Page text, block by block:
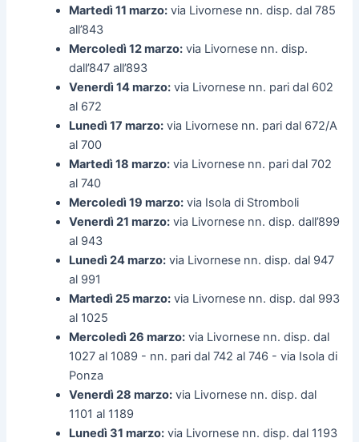
Martedì 11 marzo: via Livornese nn. disp. dal 785
all’843
Mercoledì 12 marzo: via Livornese nn. disp.
dall’847 all’893
Venerdì 14 marzo: via Livornese nn. pari dal 602
al 672
Lunedì 17 marzo: via Livornese nn. pari dal 672/A
al 700
Martedì 18 marzo: via Livornese nn. pari dal 702
al 740
Mercoledì 19 marzo: via Isola di Stromboli
Venerdì 21 marzo: via Livornese nn. disp. dall’899
al 943
Lunedì 24 marzo: via Livornese nn. disp. dal 947
al 991
Martedì 25 marzo: via Livornese nn. disp. dal 993
al 1025
Mercoledì 26 marzo: via Livornese nn. disp. dal
1027 al 1089 - nn. pari dal 742 al 746 - via Isola di
Ponza
Venerdì 28 marzo: via Livornese nn. disp. dal
1101 al 1189
Lunedì 31 marzo: via Livornese nn. disp. dal 1193